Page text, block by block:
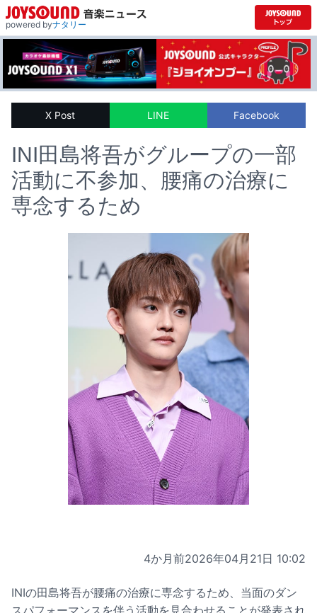
powered byナタリー
X Post LINE Facebook
INI田島将吾がグループの一部
活動に不参加、腰痛の治療に
専念するため
4か月前2026年04月21日 10:02
INIの田島将吾が腰痛の治療に専念するため、当面のダン
スパフォーマンスを伴う活動を見合わせることが発表され